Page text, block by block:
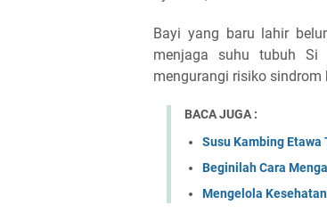
Bayi yang baru lahir
menjaga suhu tubuh Si
mengurangi risiko sindrom
BACA JUGA :
Susu Kambing
Beginilah Cara
Mengelola